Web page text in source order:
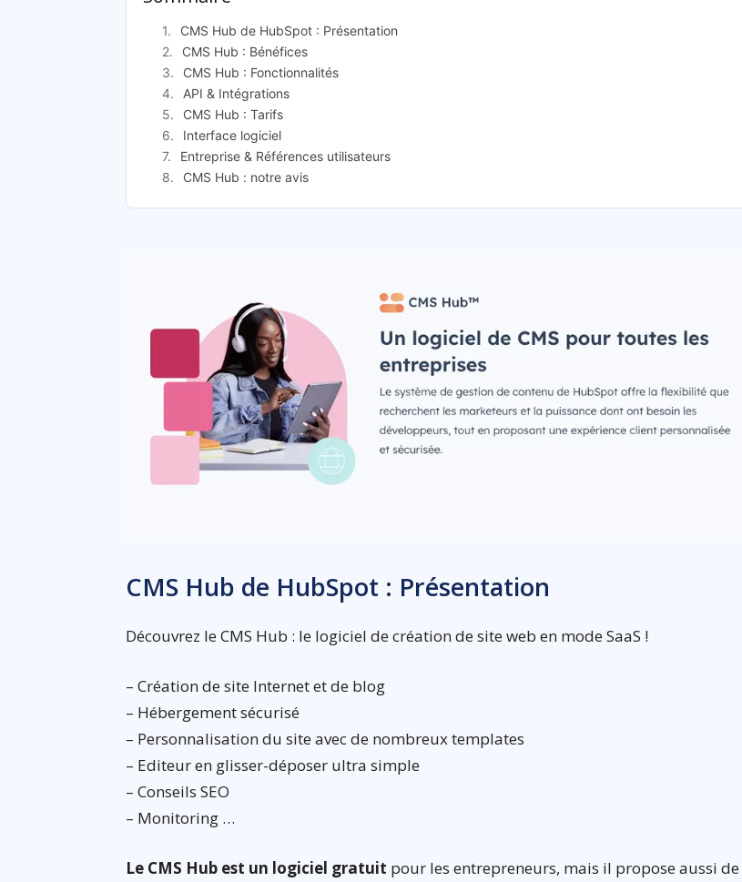
CMS Hub de HubSpot : Présentation
CMS Hub : Bénéfices
CMS Hub : Fonctionnalités
API & Intégrations
CMS Hub : Tarifs
Interface logiciel
Entreprise & Références utilisateurs
CMS Hub : notre avis
CMS Hub de HubSpot : Présentation
Découvrez le CMS Hub : le logiciel de création de site web en mode SaaS !
– Création de site Internet et de blog
– Hébergement sécurisé
– Personnalisation du site avec de nombreux templates
– Editeur en glisser-déposer ultra simple
– Conseils SEO
– Monitoring …
Le CMS Hub est un logiciel gratuit pour les entrepreneurs, mais il propose aussi de